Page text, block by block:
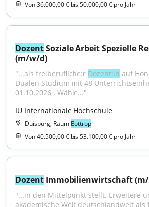
Von 36.000,00 € bis 50.000,00 € pro Jahr
Dozent Soziale Arbeit Spezielle
(m/w/d)
"...als freiberufliche:r Dozent:in auf
Dualen Studium mit 48
01.10.2026 . Wähle..."
IU Internationale Hochschule
Duisburg, Raum Bottrop
Von 40.500,00 € bis 53.100,00 € pro Jahr
Dozent Immobilienwirtschaft
"...in den Mittelpunkt stellt. Erweitere